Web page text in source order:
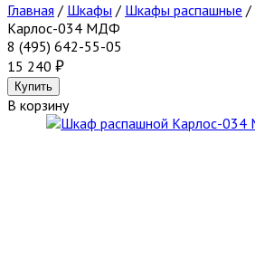
Главная / Шкафы / Шкафы распашные /
Карлос-034 МДФ
8 (495) 642-55-05
15 240
В корзину